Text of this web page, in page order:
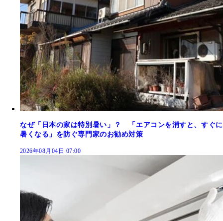
なぜ「日本の家は特別暑い」？ 「エアコンを消すと、すぐに
暑くなる」を防ぐ専門家のお勧め対策
2026年08月04日 07:00